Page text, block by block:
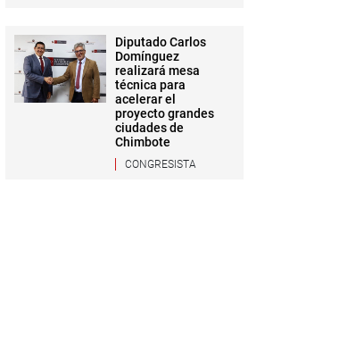
Diputado Carlos
Domínguez
realizará mesa
técnica para
acelerar el
proyecto grandes
ciudades de
Chimbote
CONGRESISTA